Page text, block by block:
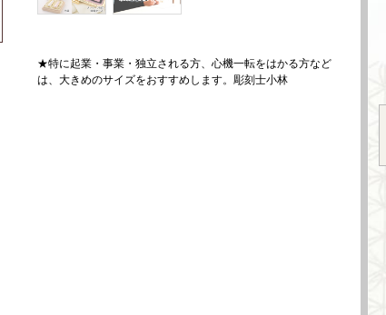
★特に起業・事業・独立される方、心機一転をはかる方など
は、大きめのサイズをおすすめします。彫刻士小林